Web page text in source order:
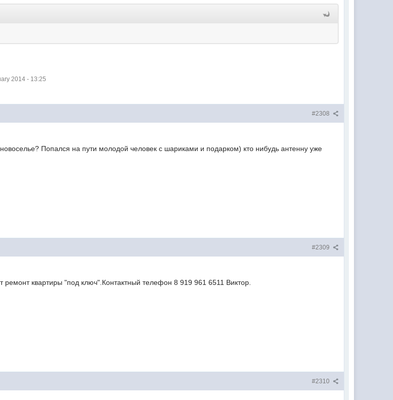
2014 - 13:25
#2308
Попался на пути молодой человек с шариками и подарком) кто нибудь антенну уже
#2309
квартиры "под ключ".Контактный телефон 8 919 961 6511 Виктор.
#2310